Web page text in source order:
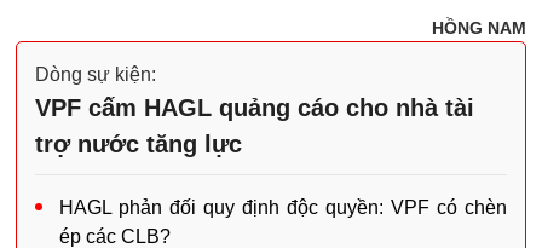
HỒNG NAM
Dòng sự kiện:
VPF cấm HAGL quảng cáo cho nhà tài
trợ nước tăng lực
HAGL phản đối quy định độc quyền: VPF có chèn
ép các CLB?